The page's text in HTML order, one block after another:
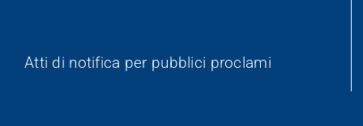
Atti di notifica per pubblici proclami